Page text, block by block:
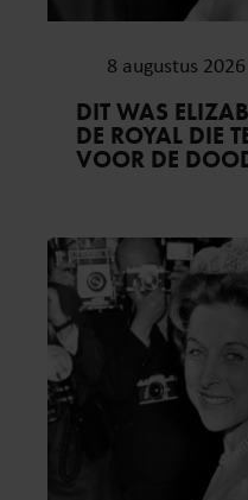
8 augustus 2026
DIT WAS
DE ROYAL DIE
VOOR DE